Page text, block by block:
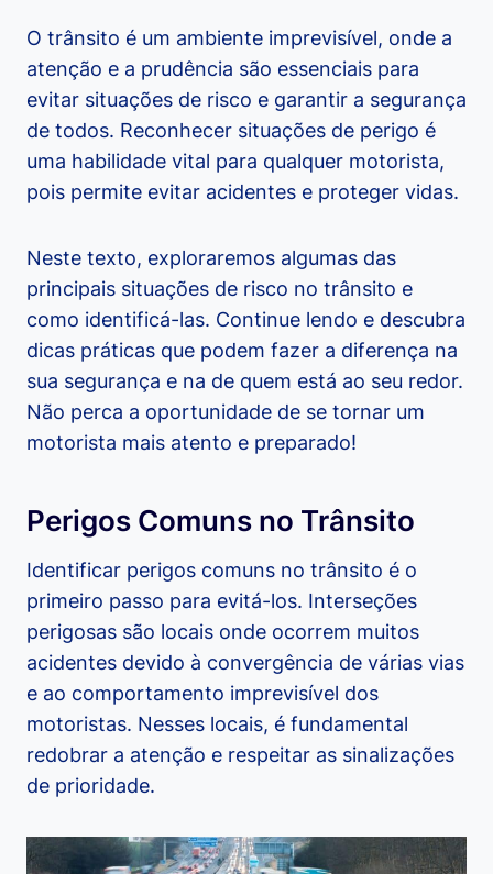
O trânsito é um ambiente imprevisível, onde a
atenção e a prudência são essenciais para
evitar situações de risco e garantir a segurança
de todos. Reconhecer situações de perigo é
uma habilidade vital para qualquer motorista,
pois permite evitar acidentes e proteger vidas.
Neste texto, exploraremos algumas das
principais situações de risco no trânsito e
como identificá-las. Continue lendo e descubra
dicas práticas que podem fazer a diferença na
sua segurança e na de quem está ao seu redor.
Não perca a oportunidade de se tornar um
motorista mais atento e preparado!
Perigos Comuns no Trânsito
Identificar perigos comuns no trânsito é o
primeiro passo para evitá-los. Interseções
perigosas são locais onde ocorrem muitos
acidentes devido à convergência de várias vias
e ao comportamento imprevisível dos
motoristas. Nesses locais, é fundamental
redobrar a atenção e respeitar as sinalizações
de prioridade.